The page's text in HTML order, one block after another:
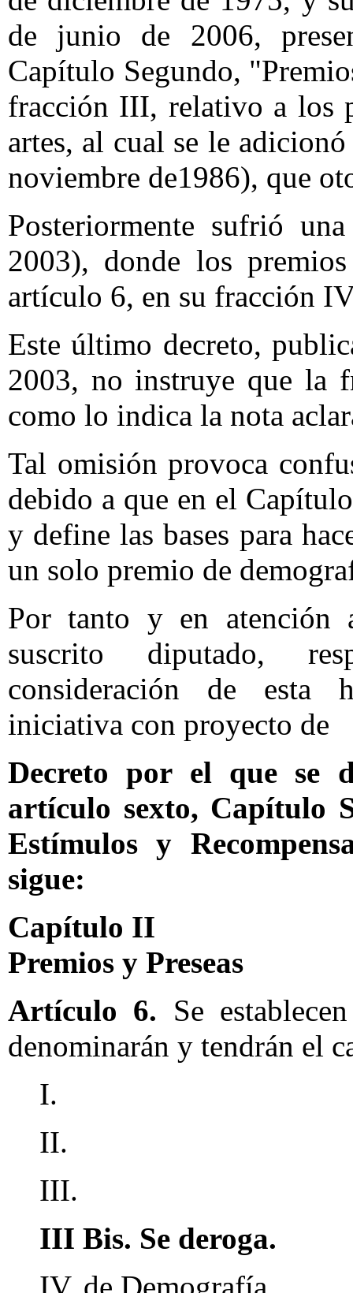
de junio de 2006,
Capítulo Segundo,
fracción III, relativo a los
artes, al cual se le
noviembre de1986), que
Posteriormente sufrió
2003), donde los
artículo 6, en su fracción
Este último decreto,
2003, no instruye que la
como lo indica la nota
Tal omisión provoca
debido a que en el
y define las bases para
un solo premio de
Por tanto y en atención
suscrito diputado,
consideración de esta
iniciativa con proyecto de
Decreto por el que se
artículo sexto, Capítulo
Estímulos y
sigue:
Capítulo II
Premios y Preseas
Artículo 6. Se
denominarán y tendrán el
I.
II.
III.
III Bis. Se deroga.